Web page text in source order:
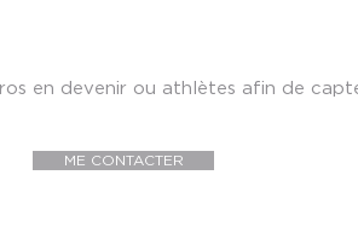
en devenir ou athlètes afin de
ME CONTACTER